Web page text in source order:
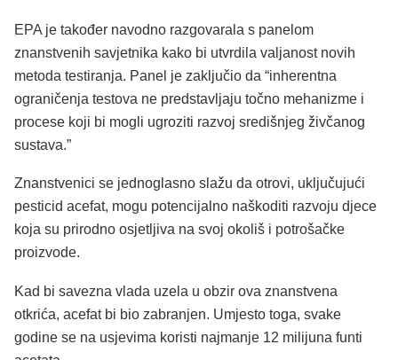
EPA je također navodno razgovarala s panelom
znanstvenih savjetnika kako bi utvrdila valjanost novih
metoda testiranja. Panel je zaključio da “inherentna
ograničenja testova ne predstavljaju točno mehanizme i
procese koji bi mogli ugroziti razvoj središnjeg živčanog
sustava.”
Znanstvenici se jednoglasno slažu da otrovi, uključujući
pesticid acefat, mogu potencijalno naškoditi razvoju djece
koja su prirodno osjetljiva na svoj okoliš i potrošačke
proizvode.
Kad bi savezna vlada uzela u obzir ova znanstvena
otkrića, acefat bi bio zabranjen. Umjesto toga, svake
godine se na usjevima koristi najmanje 12 milijuna funti